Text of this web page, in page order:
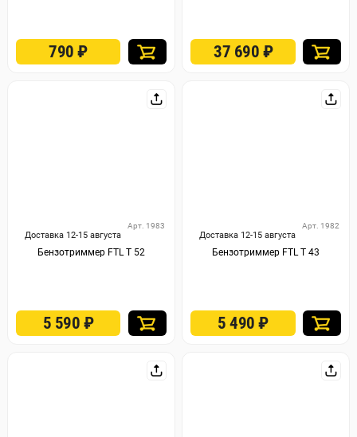
790₽ 37 690 ₽
Доставка 12-15 августа
Арт. 1983
Бензотриммер FTL T 52
5 590 ₽
Доставка 12-15 августа
Арт. 1982
Бензотриммер FTL T 43
5 490₽